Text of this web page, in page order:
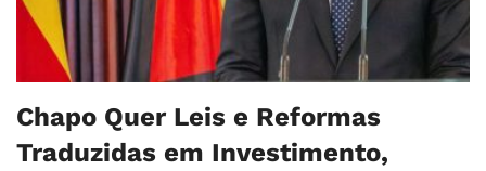
Chapo Quer Leis e Reformas
Traduzidas em Investimento,